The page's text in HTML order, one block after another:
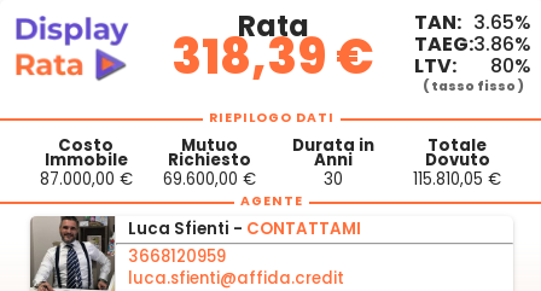
Rata
318,39 €
TAN: 3.65%
TAEG:3.86%
LTV: 80%
( tasso fisso )
RIEPILOGO DATI
Costo
Immobile
87.000,00 €
Mutuo
Richiesto
69.600,00 €
Durata in
Anni
30
Totale
Dovuto
115.810,05 €
AGENTE
Luca Sfienti - CONTATTAMI
3668120959
luca.sfienti@affida.credit